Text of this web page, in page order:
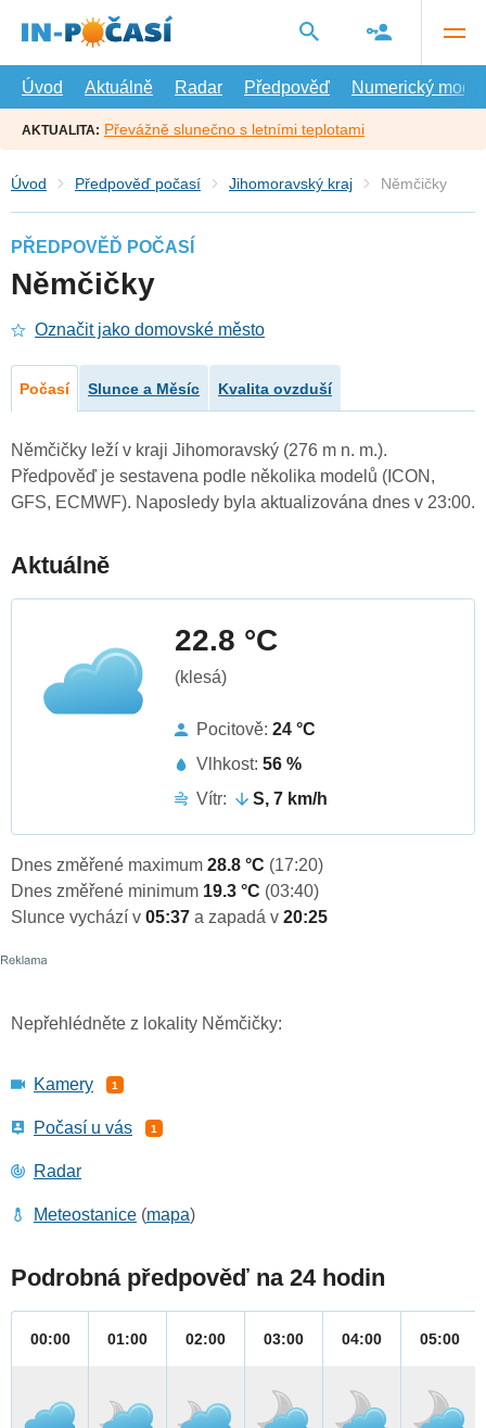
hlavní
Úvod
Aktuálně Radar Předpověď Numerický model
AKTUALITA: Převážně slunečno s letními teplotami
Úvod Předpověď počasí Jihomoravský kraj Němčičky
PŘEDPOVĚĎ POČASÍ
Němčičky
Označit jako domovské město
Počasí Slunce a Měsíc Kvalita ovzduší
Němčičky leží v kraji Jihomoravský (276 m n. m.).
Předpověď je sestavena podle několika modelů (ICON,
GFS, ECMWF). Naposledy byla aktualizována dnes v 23:00.
Aktuálně
22.8 °C
(klesá)
Pocitově: 24 °C
Vlhkost: 56 %
Vítr:
S, 7 km/h
Dnes změřené maximum 28.8 °C (17:20)
Dnes změřené minimum 19.3 °C (03:40)
Slunce vychází v 05:37 a zapadá v 20:25
Nepřehlédněte z lokality Němčičky:
Kamery 1
Počasí u vás 1
Radar
Meteostanice (mapa)
Podrobná předpověď na 24 hodin
00:00 01:00 02:00 03:00 04:00 05:00